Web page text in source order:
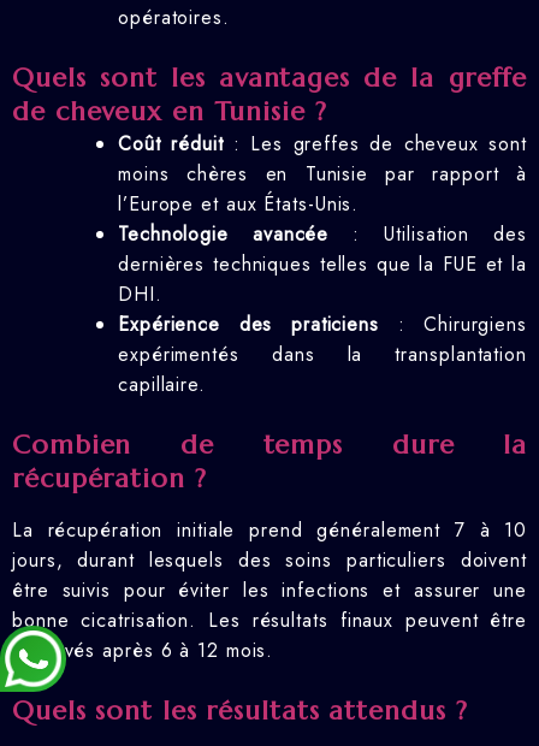
opératoires.
Quels sont les avantages de la greffe
de cheveux en Tunisie ?
Coût réduit: Les greffes de cheveux sont
moins chères en Tunisie par rapport à
l’Europe et aux États-Unis.
Technologie avancée : Utilisation des
dernières techniques telles que la FUE et la
DHI.
Expérience des praticiens : Chirurgiens
expérimentés dans la transplantation
capillaire.
Combien de temps dure la
récupération ?
La récupération initiale prend généralement 7 à 10
jours, durant lesquels des soins particuliers doivent
être suivis pour éviter les infections et assurer une
bonne cicatrisation. Les résultats finaux peuvent être
observés après 6 à 12 mois.
Quels sont les résultats attendus ?